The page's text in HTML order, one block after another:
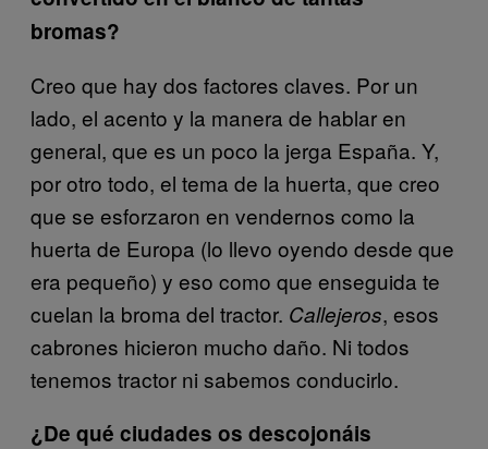
bromas?
Creo que hay dos factores claves. Por un
lado, el acento y la manera de hablar en
general, que es un poco la jerga España. Y,
por otro todo, el tema de la huerta, que creo
que se esforzaron en vendernos como la
huerta de Europa (lo llevo oyendo desde que
era pequeño) y eso como que enseguida te
cuelan la broma del tractor. Callejeros, esos
cabrones hicieron mucho daño. Ni todos
tenemos tractor ni sabemos conducirlo.
¿De qué ciudades os descojonáis